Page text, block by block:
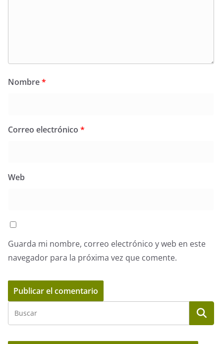
Nombre*
Correo electrónico *
Web
Guarda mi nombre, correo electrónico y web en este
navegador para la próxima vez que comente.